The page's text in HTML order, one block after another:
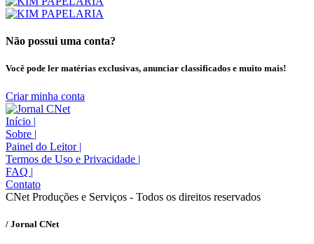
Não possui uma conta?
Você pode ler matérias exclusivas, anunciar classificados e muito mais!
Criar minha conta
Início |
Sobre |
Painel do Leitor |
Termos de Uso e Privacidade |
FAQ |
Contato
CNet Produções e Serviços - Todos os direitos reservados
/ Jornal CNet